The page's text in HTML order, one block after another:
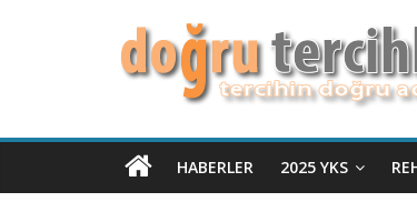
HABERLER 2025 YKS